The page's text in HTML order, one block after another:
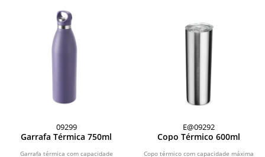
09299
Garrafa Térmica 750ml
Garrafa térmica com capacidade
E@09292
Copo Térmico 600ml
Copo térmico com capacidade máxima